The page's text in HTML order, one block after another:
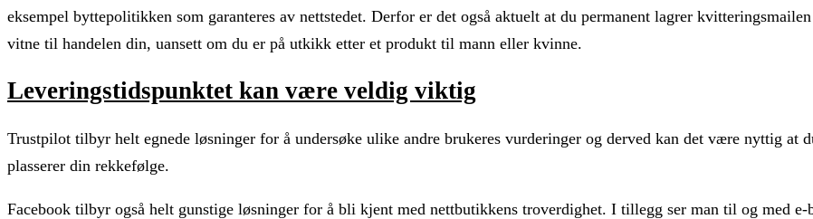
eksempel byttepolitikken som garanteres av nettstedet. Derfor er det også aktuelt at du permanent lagrer
vitne til handelen din, uansett om du er på utkikk etter et produkt til mann eller kvinne.
Leveringstidspunktet kan være veldig viktig
Trustpilot tilbyr helt egnede løsninger for å undersøke ulike andre brukeres vurderinger og derved kan det være nyttig at
plasserer din rekkefølge.
Facebook tilbyr også helt gunstige løsninger for å bli kjent med nettbutikkens troverdighet. I tillegg ser man til og med